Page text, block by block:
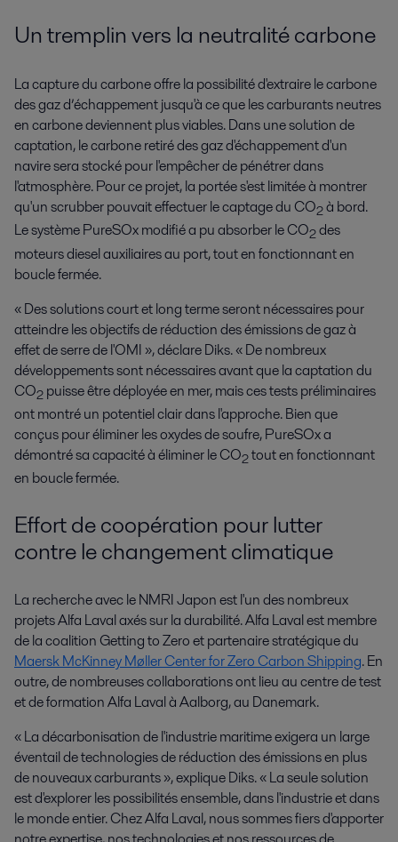
Un tremplin vers la neutralité carbone
La capture du carbone offre la possibilité d'extraire le carbone
des gaz d’échappement jusqu'à ce que les carburants neutres
en carbone deviennent plus viables. Dans une solution de
captation, le carbone retiré des gaz d'échappement d'un
navire sera stocké pour l'empêcher de pénétrer dans
l'atmosphère. Pour ce projet, la portée s'est limitée à montrer
qu'un scrubber pouvait effectuer le captage du CO2à bord.
Le système PureSOx modifié a pu absorber le CO2des
moteurs diesel auxiliaires au port, tout en fonctionnant en
boucle fermée.
« Des solutions court et long terme seront nécessaires pour
atteindre les objectifs de réduction des émissions de gaz à
effet de serre de l'OMI », déclare Diks. « De nombreux
développements sont nécessaires avant que la captation du
CO2 puisse être déployée en mer, mais ces tests préliminaires
ont montré un potentiel clair dans l'approche. Bien que
conçus pour éliminer les oxydes de soufre, PureSOx a
démontré sa capacité à éliminer le CO2tout en fonctionnant
en boucle fermée.
Effort de coopération pour lutter
contre le changement climatique
La recherche avec le NMRI Japon est l'un des nombreux
projets Alfa Laval axés sur la durabilité. Alfa Laval est membre
de la coalition Getting to Zero et partenaire stratégique du
Maersk McKinney Møller Center for Zero Carbon Shipping. En
outre, de nombreuses collaborations ont lieu au centre de test
et de formation Alfa Laval à Aalborg, au Danemark.
« La décarbonisation de l'industrie maritime exigera un large
éventail de technologies de réduction des émissions en plus
de nouveaux carburants », explique Diks. « La seule solution
est d'explorer les possibilités ensemble, dans l'industrie et dans
le monde entier. Chez Alfa Laval, nous sommes fiers d'apporter